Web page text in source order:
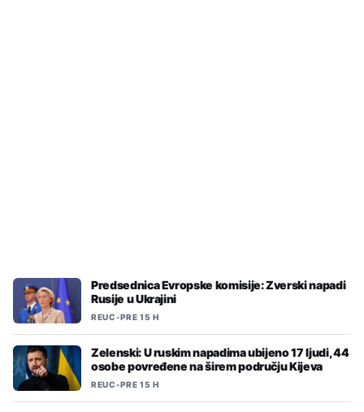
Predsednica Evropske komisije: Zverski napadi
Rusije u Ukrajini
REUC•PRE 15 H
Zelenski: U ruskim napadima ubijeno 17 ljudi, 44
osobe povređene na širem području Kijeva
REUC•PRE 15 H